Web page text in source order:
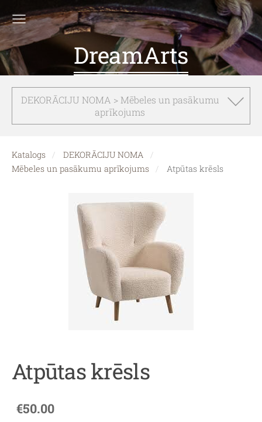
DreamArts
DEKORĀCIJU NOMA > Mēbeles un pasākumu
aprīkojums
Katalogs
DEKORĀCIJU NOMA
Mēbeles un pasākumu aprīkojums
Atpūtas krēsls
Atpūtas krēsls
€50.00